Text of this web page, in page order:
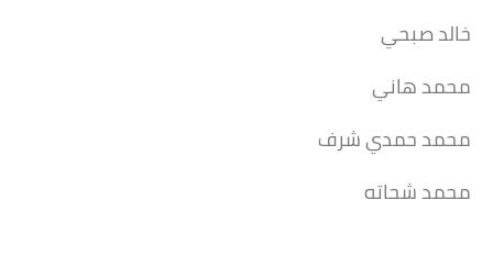
خالد صبحي
محمد هاني
محمد حمدي شرف
محمد شحاته